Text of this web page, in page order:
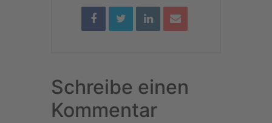
Schreibe einen
Kommentar